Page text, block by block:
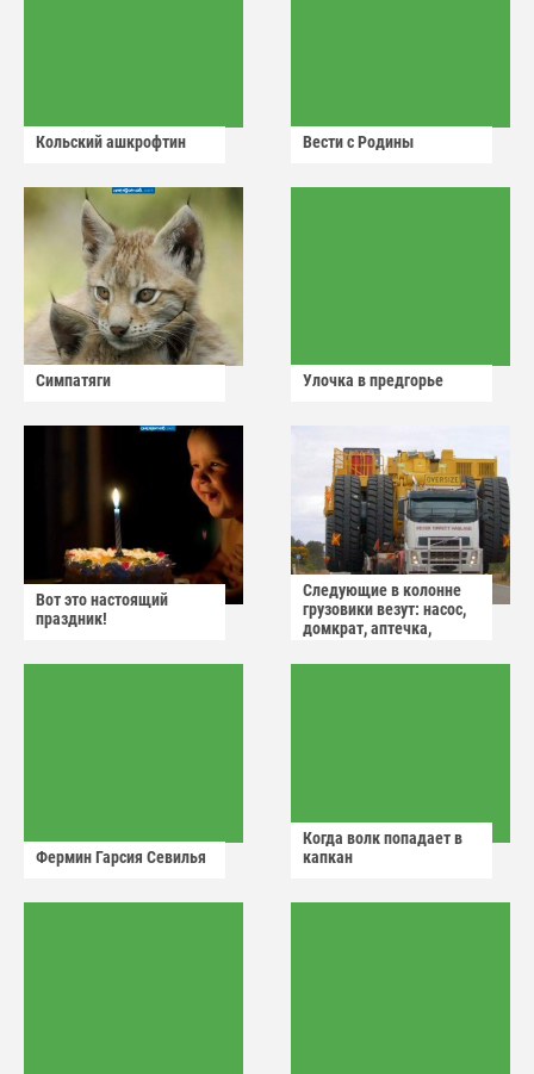
Кольский ашкрофтин Вести с Родины
Симпатяги Улочка в предгорье
Вот это настоящий
праздник!
Следующие в колонне
грузовики везут: насос,
домкрат, аптечка,
Фермин Гарсия Севилья
Когда волк попадает в
капкан